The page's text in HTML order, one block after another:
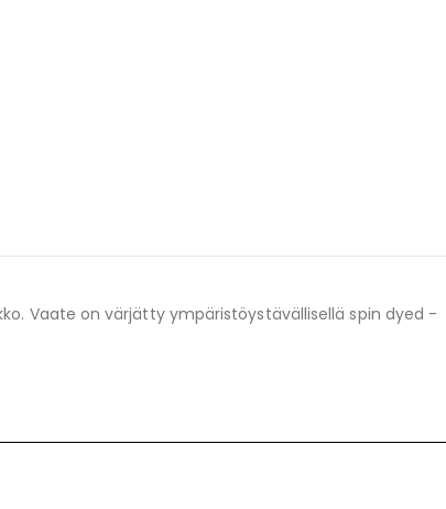
Vaate on värjätty ympäristöystävällisellä spin dyed -